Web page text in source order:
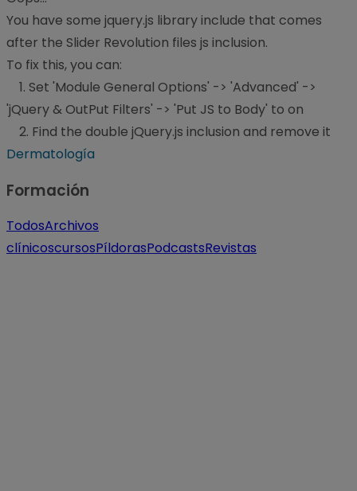
You have some jquery.js library include that comes
after the Slider Revolution files js inclusion.
To fix this, you can:
1. Set 'Module General Options' -> 'Advanced' ->
'jQuery & OutPut Filters' -> 'Put JS to Body' to on
2. Find the double jQuery.js inclusion and remove it
Dermatología
Formación
TodosArchivos
clínicoscursosPíldorasPodcastsRevistas